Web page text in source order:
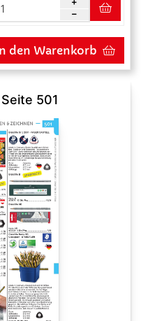
den Warenkorb
501